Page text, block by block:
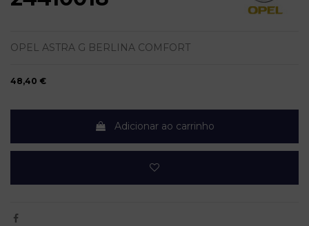
OPEL ASTRA G BERLINA COMFORT
48,40 €
Adicionar ao carrinho